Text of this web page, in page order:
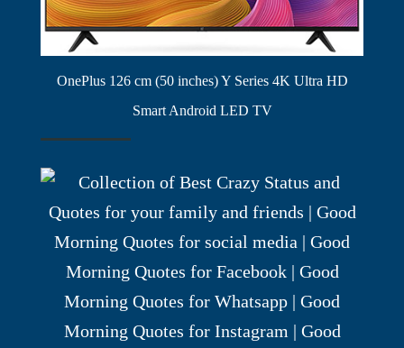
OnePlus 126 cm (50 inches) Y Series 4K Ultra HD
Smart Android LED TV